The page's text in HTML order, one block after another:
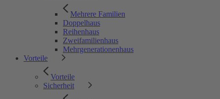
Mehrere Familien
Doppelhaus
Reihenhaus
Zweifamilienhaus
Mehrgenerationenhaus
Vorteile
Vorteile
Sicherheit